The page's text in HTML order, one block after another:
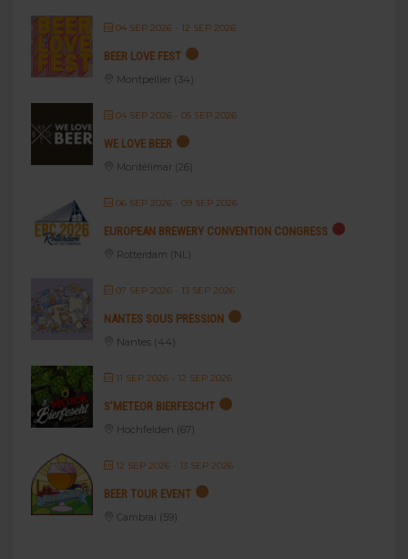
04 SEP 2026- 12 SEP 2026
BEER LOVE FEST
Montpellier (34)
04 SEP 2026- 05 SEP 2026
WE LOVE BEER
Montélimar (26)
06 SEP 2026- 09 SEP 2026
EUROPEAN BREWERY CONVENTION CONGRESS
Rotterdam (NL)
07 SEP 2026- 13 SEP 2026
NANTES SOUS PRESSION
Nantes (44)
11 SEP 2026- 12 SEP 2026
S’METEOR BIERFESCHT
Hochfelden (67)
12 SEP 2026- 13 SEP 2026
BEER TOUR EVENT
Cambrai (59)